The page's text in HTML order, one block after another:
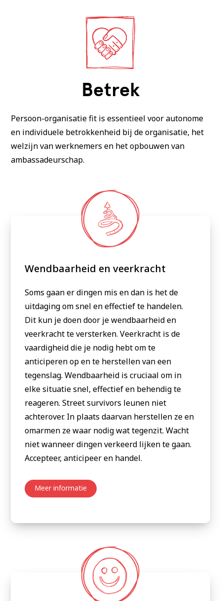
Betrek
Persoon-organisatie fit is essentieel voor autonome
en individuele betrokkenheid bij de organisatie, het
welzijn van werknemers en het opbouwen van
ambassadeurschap.
Wendbaarheid en veerkracht
Soms gaan er dingen mis en dan is het de
uitdaging om snel en effectief te handelen.
Dit kun je doen door je wendbaarheid en
veerkracht te versterken. Veerkracht is de
vaardigheid die je nodig hebt om te
anticiperen op en te herstellen van een
tegenslag. Wendbaarheid is cruciaal om in
elke situatie snel, effectief en behendig te
reageren. Street survivors leunen niet
achterover. In plaats daarvan herstellen ze en
omarmen ze waar nodig wat tegenzit. Wacht
niet wanneer dingen verkeerd lijken te gaan.
Accepteer, anticipeer en handel.
Meer informatie